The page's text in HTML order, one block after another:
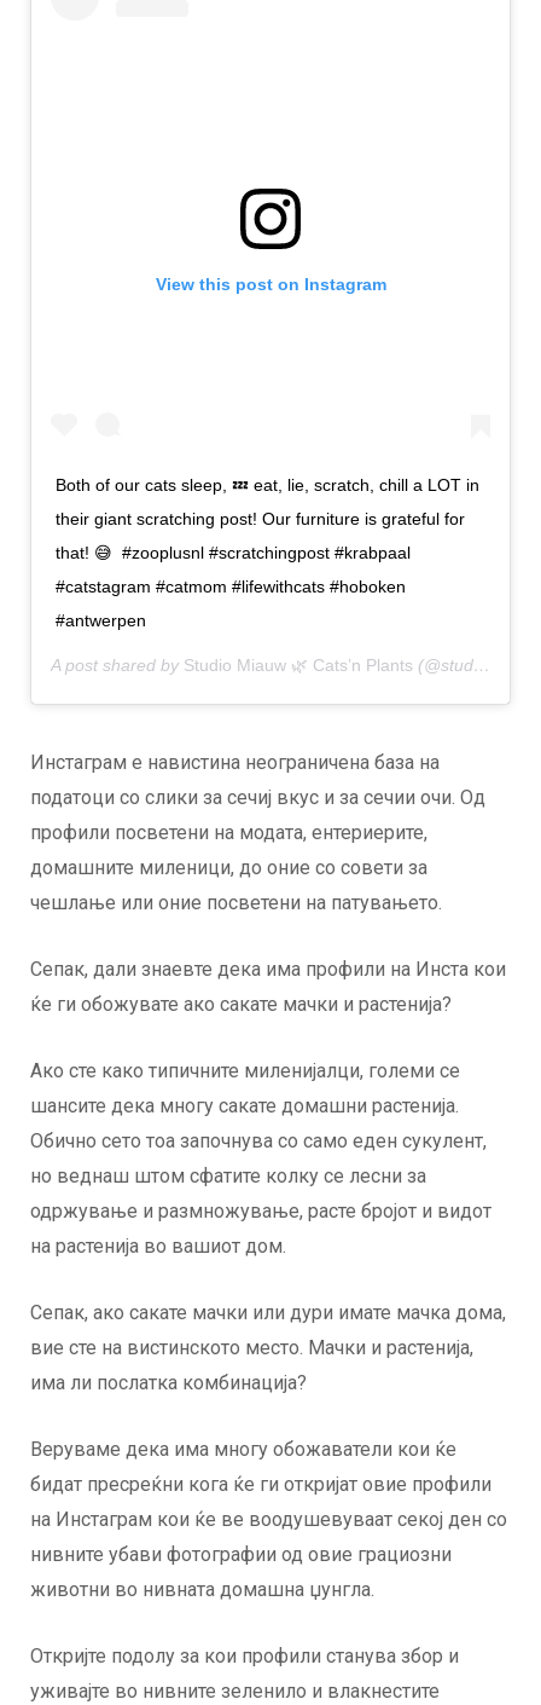
View this post on Instagram
Both of our cats sleep, 💤 eat, lie, scratch, chill a LOT in
their giant scratching post! Our furniture is grateful for
that! 😅⁣ ⁣ #zooplusnl #scratchingpost #krabpaal
#catstagram #catmom #lifewithcats #hoboken
#antwerpen
A post shared by Studio Miauw 🌿 Cats’n Plants (@studio_miauw) on
Инстаграм е навистина неограничена база на
податоци со слики за сечиј вкус и за сечии очи. Од
профили посветени на модата, ентериерите,
домашните миленици, до оние со совети за
чешлање или оние посветени на патувањето.
Сепак, дали знаевте дека има профили на Инста кои
ќе ги обожувате ако сакате мачки и растенија?
Ако сте како типичните миленијалци, големи се
шансите дека многу сакате домашни растенија.
Обично сето тоа започнува со само еден сукулент,
но веднаш штом сфатите колку се лесни за
одржување и размножување, расте бројот и видот
на растенија во вашиот дом.
Сепак, ако сакате мачки или дури имате мачка дома,
вие сте на вистинското место. Мачки и растенија,
има ли послатка комбинација?
Веруваме дека има многу обожаватели кои ќе
бидат пресреќни кога ќе ги откријат овие профили
на Инстаграм кои ќе ве воодушевуваат секој ден со
нивните убави фотографии од овие грациозни
животни во нивната домашна џунгла.
Откријте подолу за кои профили станува збор и
уживајте во нивните зеленило и влакнестите